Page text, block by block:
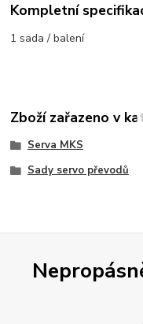
Kompletní
1 sada / balení
Zboží zařazeno v
Serva MKS
Sady servo převodů